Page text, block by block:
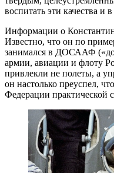
воспитать эти качества и
Информации о
Известно, что он по
занимался в ДОСААФ
армии, авиации и флоту
привлекли не полеты, а
он настолько преуспел,
Федерации практической